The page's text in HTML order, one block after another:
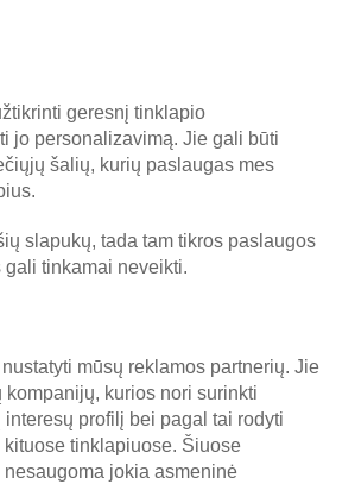
geresnį tinklapio
jo personalizavimą. Jie gali būti
šalių, kurių paslaugas mes
slapukų, tada tam tikros paslaugos
tinkamai neveikti.
mūsų reklamos partnerių. Jie
kurios nori surinkti
profilį bei pagal tai rodyti
tinklapiuose. Šiuose
jokia asmeninė